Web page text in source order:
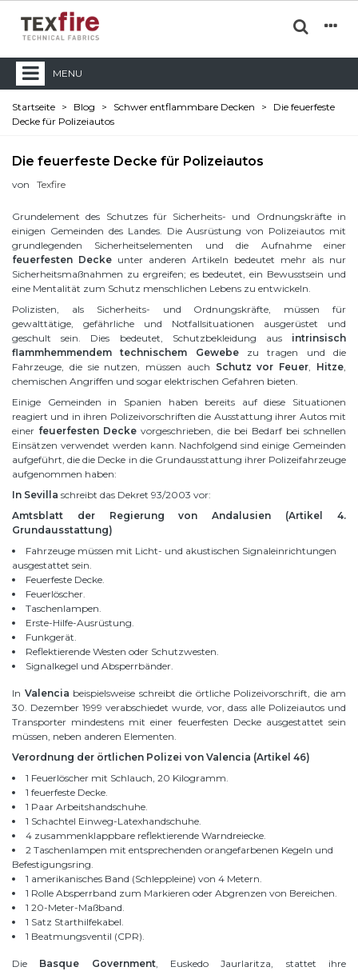
MENU
Startseite > Blog > Schwer entflammbare Decken >
Die feuerfeste
Decke für Polizeiautos
Die feuerfeste Decke für Polizeiautos
von Texfire
Grundelement des Schutzes für Sicherheits- und Ordnungskräfte in
einigen Gemeinden des Landes. Die Ausrüstung von Polizeiautos mit
grundlegenden Sicherheitselementen und die Aufnahme einer
feuerfesten Decke unter anderen Artikeln bedeutet mehr als nur
Sicherheitsmaßnahmen zu ergreifen; es bedeutet, ein Bewusstsein und
eine Mentalität zum Schutz menschlichen Lebens zu entwickeln.
Polizisten, als Sicherheits- und Ordnungskräfte, müssen für
gewalttätige, gefährliche und Notfallsituationen ausgerüstet und
geschult sein. Dies bedeutet, Schutzbekleidung aus intrinsisch
flammhemmendem technischem Gewebezu tragen und die
Fahrzeuge, die sie nutzen, müssen auch Schutz vor Feuer, Hitze,
chemischen Angriffen und sogar elektrischen Gefahren bieten.
Einige Gemeinden in Spanien haben bereits auf diese Situationen
reagiert und in ihren Polizeivorschriften die Ausstattung ihrer Autos mit
einer feuerfesten Decke vorgeschrieben, die bei Bedarf bei schnellen
Einsätzen verwendet werden kann. Nachfolgend sind einige Gemeinden
aufgeführt, die die Decke in die Grundausstattung ihrer Polizeifahrzeuge
aufgenommen haben:
In Sevilla schreibt das Dekret 93/2003 vor:
Amtsblatt der Regierung von Andalusien (Artikel 4.
Grundausstattung)
Fahrzeuge müssen mit Licht- und akustischen Signaleinrichtungen
ausgestattet sein.
Feuerfeste Decke.
Feuerlöscher.
Taschenlampen.
Erste-Hilfe-Ausrüstung.
Funkgerät.
Reflektierende Westen oder Schutzwesten.
Signalkegel und Absperrbänder.
In Valencia beispielsweise schreibt die örtliche Polizeivorschrift, die am
30. Dezember 1999 verabschiedet wurde, vor, dass alle Polizeiautos und
Transporter mindestens mit einer feuerfesten Decke ausgestattet sein
müssen, neben anderen Elementen.
Verordnung der örtlichen Polizei von Valencia (Artikel 46)
1 Feuerlöscher mit Schlauch, 20 Kilogramm.
1 feuerfeste Decke.
1 Paar Arbeitshandschuhe.
1 Schachtel Einweg-Latexhandschuhe.
4 zusammenklappbare reflektierende Warndreiecke.
2 Taschenlampen mit entsprechenden orangefarbenen Kegeln und
Befestigungsring.
1 amerikanisches Band (Schleppleine) von 4 Metern.
1 Rolle Absperrband zum Markieren oder Abgrenzen von Bereichen.
1 20-Meter-Maßband.
1 Satz Starthilfekabel.
1 Beatmungsventil (CPR).
Die Basque Government, Euskedo Jaurlaritza, stattet ihre